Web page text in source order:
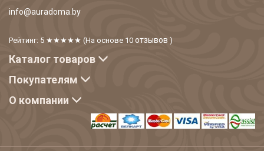
info@auradoma.by
Рейтинг: 5 ★★★★★ (На основе 10 отзывов )
Каталог товаров
Покупателям
О компании